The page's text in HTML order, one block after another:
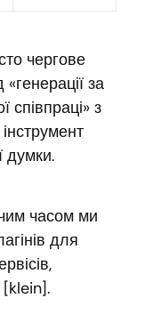
чергове
за
співпраці» з
думки.
часом ми
для
[klein].